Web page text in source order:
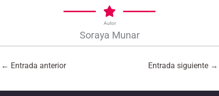
Autor
Soraya Munar
← Entrada anterior Entrada siguiente →